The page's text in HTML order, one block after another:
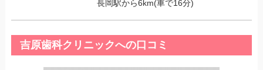
長岡駅から6km(車で16分)
吉原歯科クリニックへの口コミ